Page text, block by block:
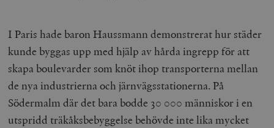
I Paris hade baron Haussmann demonstrerat hur städer
kunde byggas upp med hjälp av hårda ingrepp för att
skapa boulevarder som knöt ihop transporterna mellan
de nya industrierna och järnvägsstationerna. På
Södermalm där det bara bodde 30 000 människor i en
utspridd träkåksbebyggelse behövde inte lika mycket